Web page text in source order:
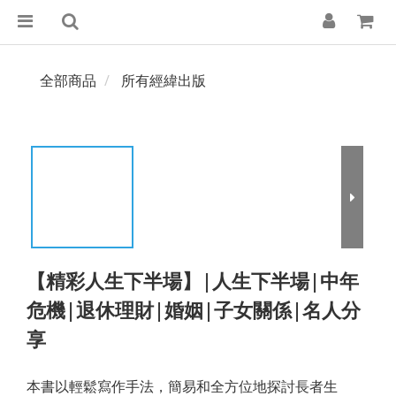
全部商品 所有經緯出版
【精彩人生下半場】|人生下半場|中年
危機|退休理財|婚姻|子女關係|名人分
享
本書以輕鬆寫作手法，簡易和全方位地探討長者生